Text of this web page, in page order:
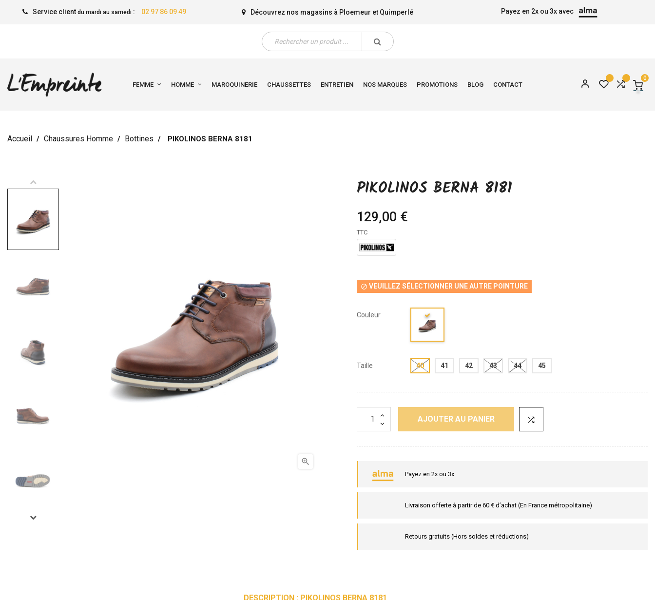
Service client du mardi au samedi: 02 97 86 09 49 Découvrez nos magasins à Ploemeur et Quimperlé Payez en 2x ou 3x avec
FEMME HOMME MAROQUINERIE CHAUSSETTES ENTRETIEN NOS MARQUES PROMOTIONS BLOG CONTACT
0
Accueil Chaussures Homme Bottines PIKOLINOS BERNA 8181

PIKOLINOS BERNA 8181
129,00 €
TTC
 VEUILLEZ SÉLECTIONNER UNE AUTRE POINTURE
Couleur
Taille 40 41 42 43 44 45
AJOUTER AU PANIER
Payez en 2x ou 3x
Livraison offerte à partir de 60 € d’achat (En France métropolitaine)
Retours gratuits (Hors soldes et réductions)
DESCRIPTION : PIKOLINOS BERNA 8181